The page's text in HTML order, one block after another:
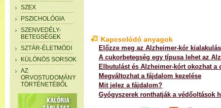
SZEX
PSZICHOLÓGIA
SZENVEDÉLY-
BETEGSÉGEK
SZTÁR-ÉLETMÓDI
KÜLÖNÖS SORSOK
AZ
ORVOSTUDOMÁNY
TÖRTÉNETÉBŐL
Kapcsolódó anyagok
Előzze meg az Alzheimer-kór
A cukorbetegség egy típusa lehet az
Elbutulást és Alzheimer-kórt okozhat a
Megváltozhat a fájdalom kezelése
Mit jelez a fájdalom?
Gyógyszerek ronthatják a védőoltások